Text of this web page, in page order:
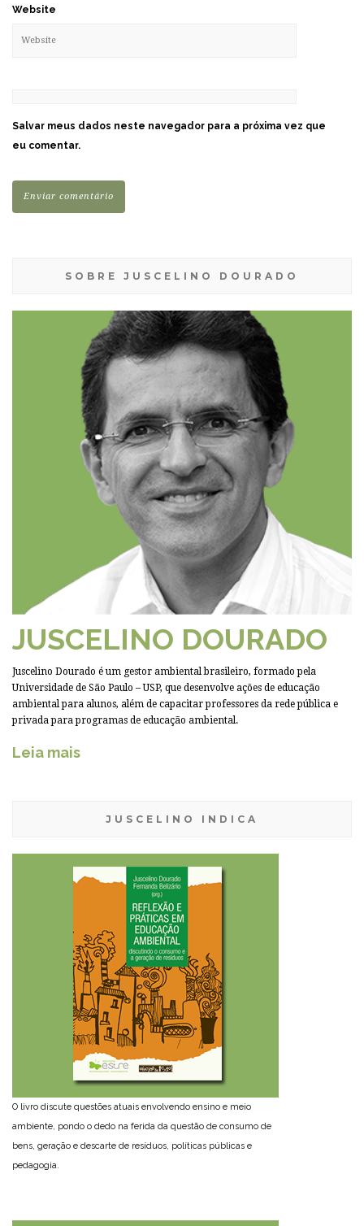
Website
Salvar meus dados neste navegador para a próxima vez que
eu comentar.
SOBRE JUSCELINO DOURADO
JUSCELINO DOURADO
Juscelino Dourado é um gestor ambiental brasileiro, formado pela
Universidade de São Paulo – USP, que desenvolve ações de educação
ambiental para alunos, além de capacitar professores da rede pública e
privada para programas de educação ambiental.
Leia mais
JUSCELINO INDICA
O livro discute questões atuais envolvendo ensino e meio
ambiente, pondo o dedo na ferida da questão de consumo de
bens, geração e descarte de resíduos, políticas públicas e
pedagogia.